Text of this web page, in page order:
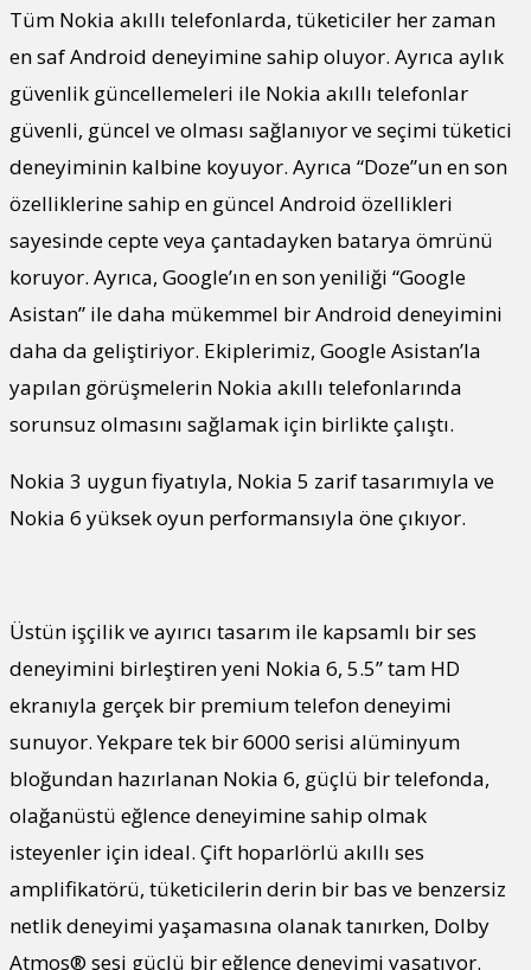
Tüm Nokia akıllı telefonlarda, tüketiciler her zaman
en saf Android deneyimine sahip oluyor. Ayrıca aylık
güvenlik güncellemeleri ile Nokia akıllı telefonlar
güvenli, güncel ve olması sağlanıyor ve seçimi tüketici
deneyiminin kalbine koyuyor. Ayrıca “Doze”un en son
özelliklerine sahip en güncel Android özellikleri
sayesinde cepte veya çantadayken batarya ömrünü
koruyor. Ayrıca, Google’ın en son yeniliği “Google
Asistan” ile daha mükemmel bir Android deneyimini
daha da geliştiriyor. Ekiplerimiz, Google Asistan’la
yapılan görüşmelerin Nokia akıllı telefonlarında
sorunsuz olmasını sağlamak için birlikte çalıştı.
Nokia 3 uygun fiyatıyla, Nokia 5 zarif tasarımıyla ve
Nokia 6 yüksek oyun performansıyla öne çıkıyor.
Üstün işçilik ve ayırıcı tasarım ile kapsamlı bir ses
deneyimini birleştiren yeni Nokia 6, 5.5” tam HD
ekranıyla gerçek bir premium telefon deneyimi
sunuyor. Yekpare tek bir 6000 serisi alüminyum
bloğundan hazırlanan Nokia 6, güçlü bir telefonda,
olağanüstü eğlence deneyimine sahip olmak
isteyenler için ideal. Çift hoparlörlü akıllı ses
amplifikatörü, tüketicilerin derin bir bas ve benzersiz
netlik deneyimi yaşamasına olanak tanırken, Dolby
Atmos® sesi güçlü bir eğlence deneyimi yaşatıyor.